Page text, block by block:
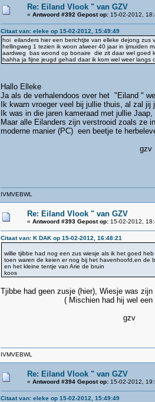
Re: Eiland Vlook " van GZV
« Antwoord #392 Gepost op:15-02-2012,
Citaat van: eleke op 15-02-2012, 15:49:49
hoi eilanders hier een berichtjte van elleke dejong
hellingweg 1 tezien ik woon alweer 40 jaar in ijmuiden
aardweg bas woond op bonaire die zit daar wel goed
hahha ja fijne jeugd gehad daar ik kom wel weer
Hallo Elleke
Ja als de verhalendoos over het "Eiland "
Ik kwam vroeger veel bij jullie thuis, al zal
Ik was in die jaren kameraad met jullie
Maar alle Eilanders zijn verstrooid zoals ze
moderne manier (PC) een beetje te
gzv
IVMVEBWL
Re: Eiland Vlook " van GZV
« Antwoord #393 Gepost op:15-02-2012,
Citaat van: K DAK op 15-02-2012, 16:48:21
willie tjibbe had nog een zus wiesje als ik het goed heb
toen waren de keien er nog bij het havenhoofd,en de
en het kleine tentje van Arie de bruin
koos
Tjibbe had geen zusje (hier), Wiesje was
( Mischien had hij wel een zusje
gzv
IVMVEBWL
Re: Eiland Vlook " van GZV
« Antwoord #394 Gepost op:15-02-2012,
Citaat van: eleke op 15-02-2012, 15:49:49